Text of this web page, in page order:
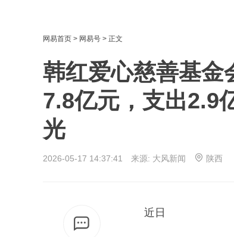
网易首页 > 网易号 > 正文
韩红爱心慈善基金
7.8亿元，支出2.9
光
2026-05-17 14:37:41 来源: 大风新闻 陕西
近日